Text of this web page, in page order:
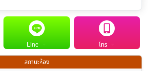
Line
โทร
สถานะห้อง